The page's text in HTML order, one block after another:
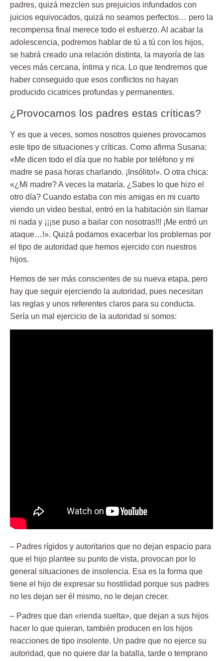
padres, quizá mezclen sus prejuicios infundados con
juicios equivocados, quizá no seamos perfectos… pero la
recompensa final merece todo el esfuerzo. Al acabar la
adolescencia, podremos hablar de tú a tú con los hijos,
se habrá creado una relación distinta, la mayoría de las
veces más cercana, íntima y rica. Lo que tendremos que
haber conseguido que esos conflictos no hayan
producido cicatrices profundas y permanentes.
¿Provocamos los padres estas críticas?
Y es que a veces, somos nosotros quienes provocamos
este tipo de situaciones y críticas. Como afirma Susana:
«Me dicen todo el día que no hable por teléfono y mi
madre se pasa horas charlando. ¡Insólito!». O otra chica:
«¿Mi madre? A veces la mataría. ¿Sabes lo que hizo el
otro día? Cuando estaba con mis amigas en mi cuarto
viendo un video bestial, entró en la habitación sin llamar
ni nada y ¡¡¡se puso a bailar con nosotras!!! ¡Me entró un
ataque…!». Quizá podamos exacerbar los problemas por
el tipo de autoridad que hemos ejercido con nuestros
hijos.
Hemos de ser más conscientes de su nueva etapa, pero
hay que seguir ejerciendo la autoridad, pues necesitan
las reglas y unos referentes claros para su conducta.
Sería un mal ejercicio de la autoridad si somos:
– Padres rígidos y autoritarios que no dejan espacio para
que el hijo plantee su punto de vista, provocan por lo
general situaciones de insolencia. Esa es la forma que
tiene el hijo de expresar su hostilidad porque sus padres
no les dejan ser él mismo, no le dejan crecer.
– Padres que dan «rienda suelta», que dejan a sus hijos
hacer lo que quieran, también producen en los hijos
reacciones de tipo insolente. Un padre que no ejerce su
autoridad, que no quiere dar la batalla, tarde o temprano